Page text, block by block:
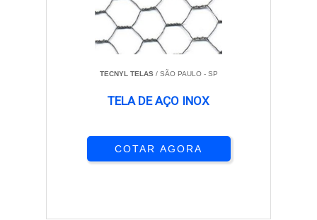
TECNYL TELAS/ SÃO PAULO - SP
TELA DE AÇO INOX
COTAR AGORA